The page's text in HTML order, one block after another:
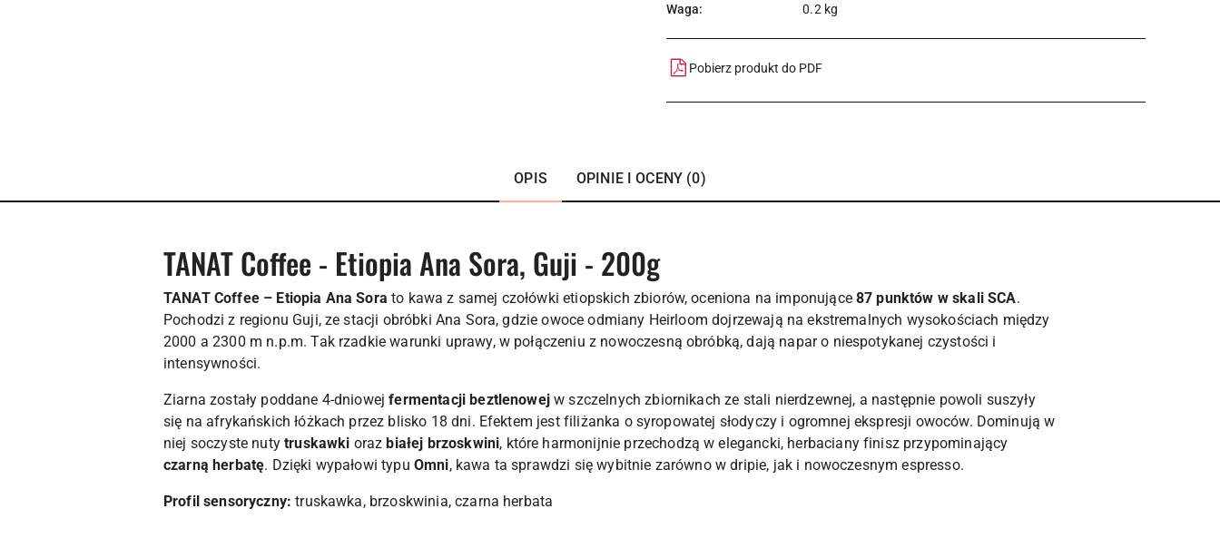
Waga: 0.2 kg
Pobierz produkt do PDF
OPIS OPINIE I OCENY (0)
TANAT Coffee - Etiopia Ana Sora, Guji - 200g
TANAT Coffee – Etiopia Ana Sora to kawa z samej czołówki etiopskich zbiorów, oceniona na imponujące87 punktów w skali SCA.
Pochodzi z regionu Guji, ze stacji obróbki Ana Sora, gdzie owoce odmiany Heirloom dojrzewają na ekstremalnych wysokościach między
2000 a 2300 m n.p.m. Tak rzadkie warunki uprawy, w połączeniu z nowoczesną obróbką, dają napar o niespotykanej czystości i
intensywności.
Ziarna zostały poddane 4-dniowejfermentacji beztlenowejw szczelnych zbiornikach ze stali nierdzewnej, a następnie powoli suszyły
się na afrykańskich łóżkach przez blisko 18 dni. Efektem jest filiżanka o syropowatej słodyczy i ogromnej ekspresji owoców. Dominują w
niej soczyste nutytruskawki orazbiałej brzoskwini, które harmonijnie przechodzą w elegancki, herbaciany finisz przypominający
czarną herbatę. Dzięki wypałowi typu Omni, kawa ta sprawdzi się wybitnie zarówno w dripie, jak i nowoczesnym espresso.
Profil sensoryczny: truskawka, brzoskwinia, czarna herbata